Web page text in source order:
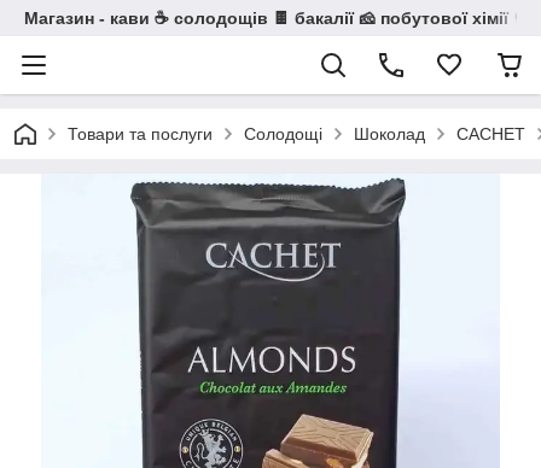
Магазин - кави ☕ солодощів 🍫 бакалії 🧀 побутової хімії 🧼
Товари та послуги Солодощі Шоколад CACHET